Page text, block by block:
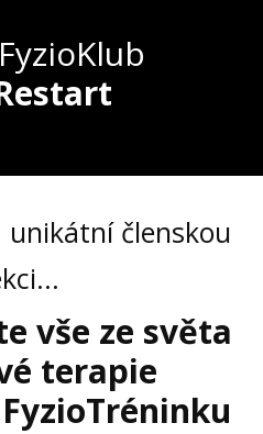
unikátní členskou
vše ze světa
terapie